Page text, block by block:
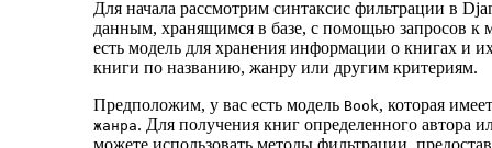
Для начала рассмотрим синтаксис фильтрации в
данным, хранящимся в базе, с помощью запросов к
есть модель для хранения информации о книгах и
книги по названию, жанру или другим критериям.
Предположим, у вас есть модель Book, которая
жанра. Для получения книг определенного автора
можете использовать методы фильтрации,